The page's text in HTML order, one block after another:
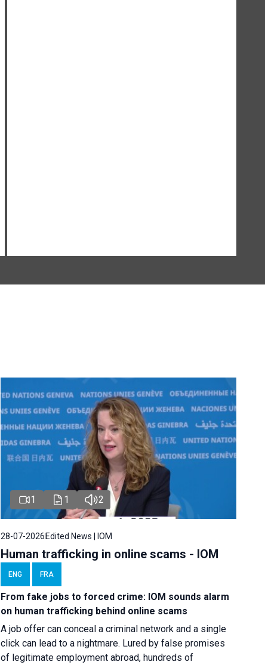
1 1 2
28-07-2026Edited News | IOM
Human trafficking in online scams - IOM
ENG FRA
From fake jobs to forced crime: IOM sounds alarm
on human trafficking behind online scams
A job offer can conceal a criminal network and a single
click can lead to a nightmare. Lured by false promises
of legitimate employment abroad, hundreds of